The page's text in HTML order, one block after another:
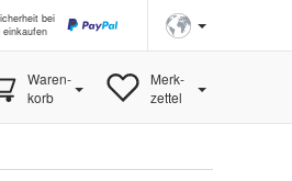
bei
einkaufen
Waren-
korb
Merk-
zettel